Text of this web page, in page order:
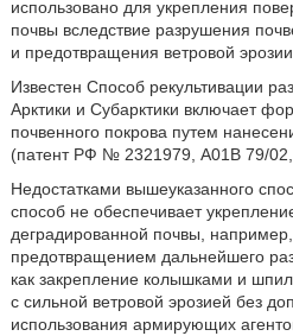
использовано для укрепления
почвы вследствие разрушения
и предотвращения ветровой эрозии
Известен Способ рекультивации
Арктики и Субарктики включает
почвенного покрова путем
(патент РФ № 2321979, А01В 79/02,
Недостатками вышеуказанного
способ не обеспечивает
деградированной почвы,
предотвращением дальнейшего
как закрепление колышками и
с сильной ветровой эрозией без
использования армирующих